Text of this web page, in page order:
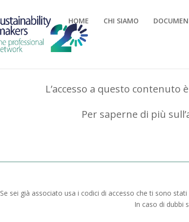
HOME CHI SIAMO
L’accesso a questo
Per saperne di più
Se sei già associato usa i codici di accesso che ti sono
In caso di dubbi